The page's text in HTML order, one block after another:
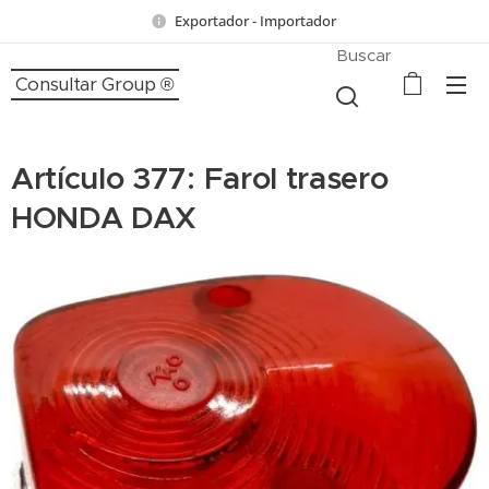
Exportador - Importador
Consultar Group ®
Buscar
Artículo 377: Farol trasero
HONDA DAX